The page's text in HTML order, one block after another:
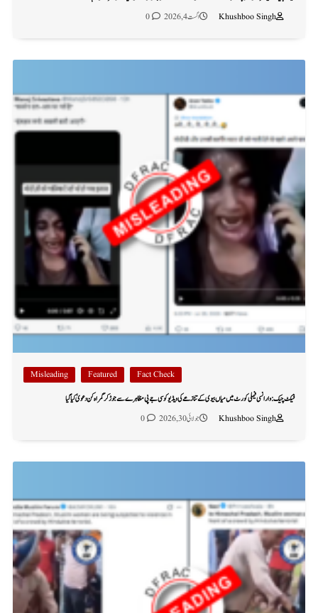
Khushboo Singh
اگست 4, 2026 0
Fact Check
Featured
Misleading
فیکٹ چیک: وارانسی فیملی کورٹ میں میاں بیوی کے تنازعے کی ویڈیو کو سی جے پی مظاہرے سے جوڑ کر گمراہ کن دعویٰ کیا گیا
Khushboo Singh
جولائی 30, 2026 0